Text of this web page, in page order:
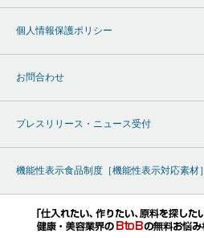
個人情報保護ポリシー
お問合わせ
プレスリリース・ニュース受付
機能性表示食品制度［機能性表示対応素材］